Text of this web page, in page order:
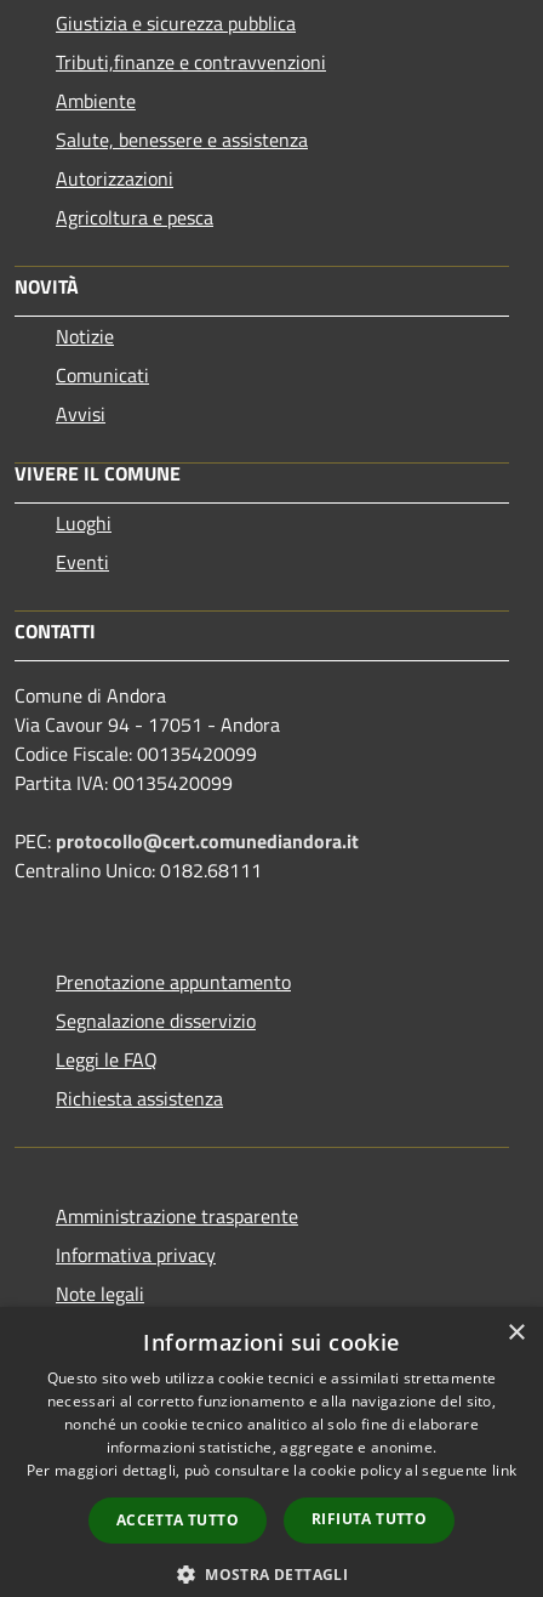
Giustizia e sicurezza pubblica
Tributi,finanze e contravvenzioni
Ambiente
Salute, benessere e assistenza
Autorizzazioni
Agricoltura e pesca
NOVITÀ
Notizie
Comunicati
Avvisi
VIVERE IL COMUNE
Luoghi
Eventi
CONTATTI
Comune di Andora
Via Cavour 94 - 17051 - Andora
Codice Fiscale: 00135420099
Partita IVA: 00135420099
PEC: protocollo@cert.comunediandora.it
Centralino Unico: 0182.68111
Prenotazione appuntamento
Segnalazione disservizio
Leggi le FAQ
Richiesta assistenza
Amministrazione trasparente
Informativa privacy
Note legali
Dichiarazione di accessibilità
Accessibilità
Copyright © 2026 • Comune di
Andora • Powered by
Municipium•
Accesso
redazione
×
Informazioni sui cookie
Questo sito web utilizza cookie tecnici e assimilati strettamente
necessari al corretto funzionamento e alla navigazione del sito,
nonché un cookie tecnico analitico al solo fine di elaborare
informazioni statistiche, aggregate e anonime.
Per maggiori dettagli, può consultare la cookie policy al seguente link
ACCETTA TUTTO RIFIUTA TUTTO
MOSTRA DETTAGLI